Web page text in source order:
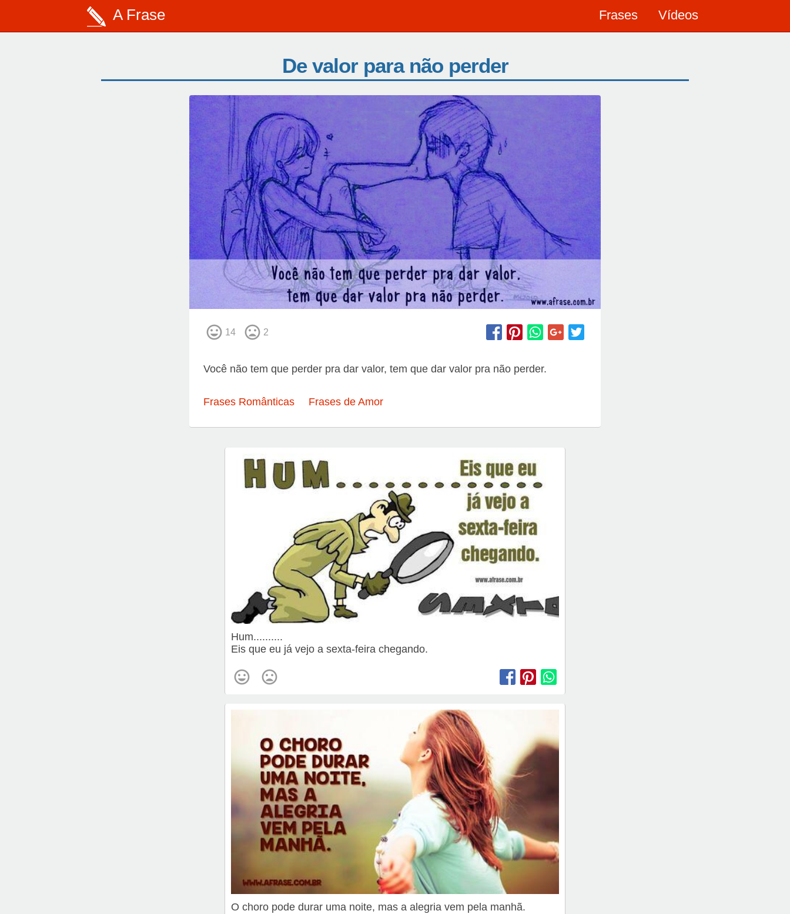
A Frase Frases Vídeos
De valor para não perder
14 2
Você não tem que perder pra dar valor, tem que dar valor pra não perder.
Frases Românticas Frases de Amor
Hum..........
Eis que eu já vejo a sexta-feira chegando.
O choro pode durar uma noite, mas a alegria vem pela manhã.